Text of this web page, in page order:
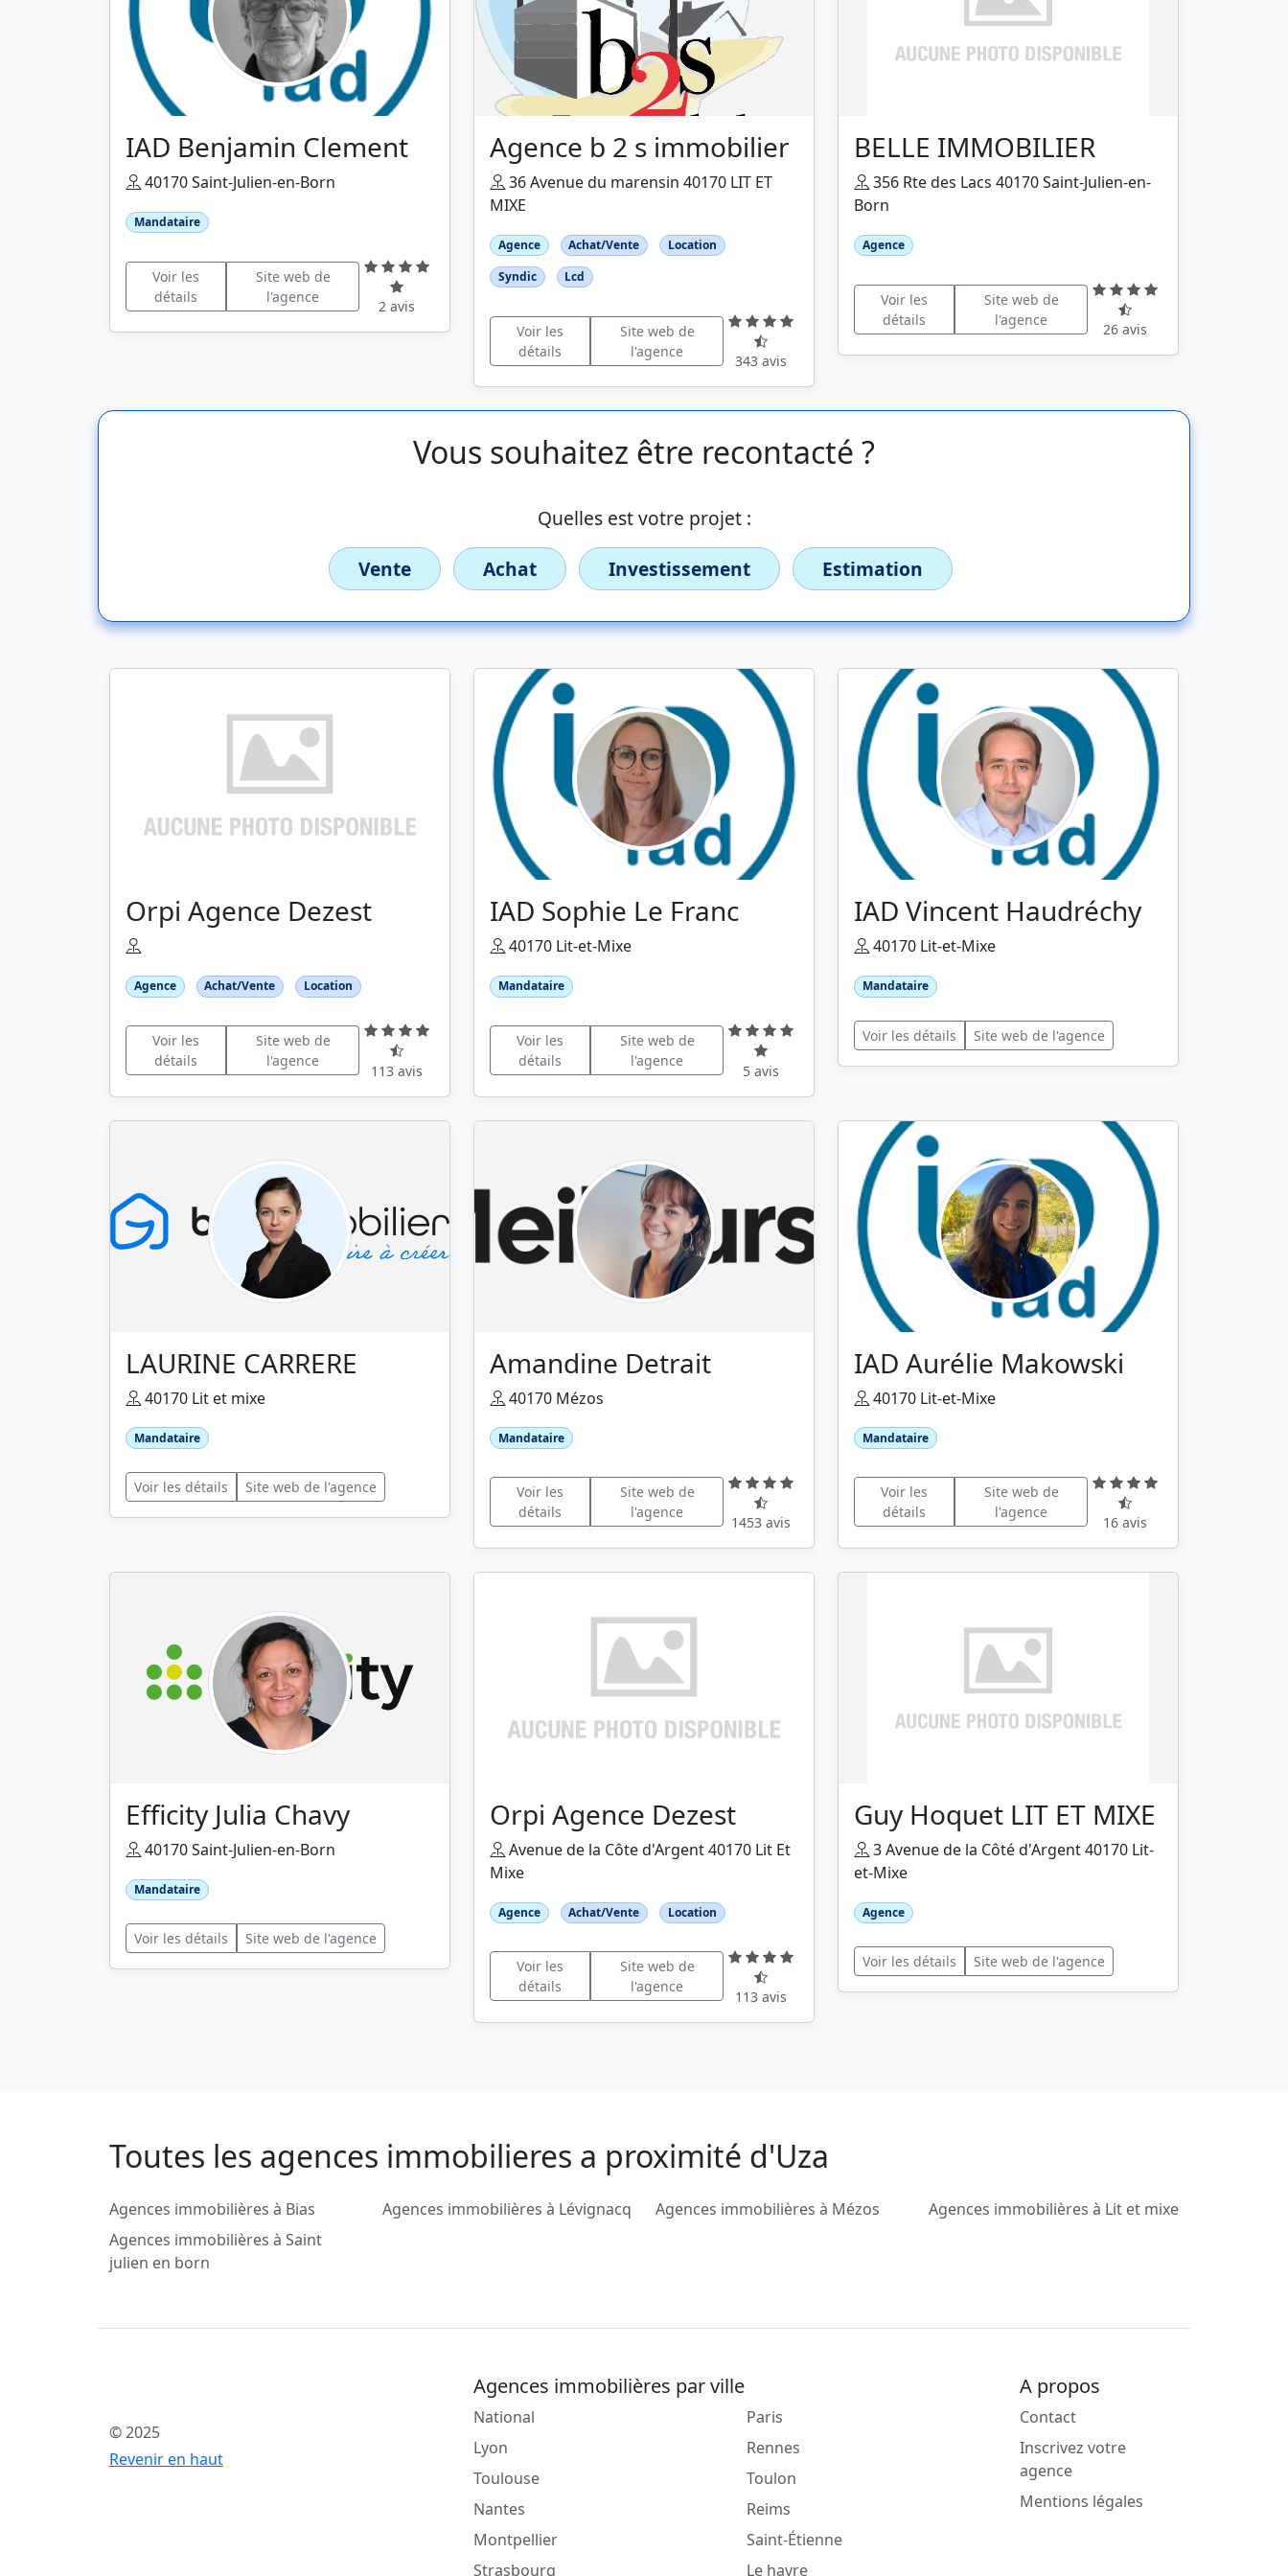
IAD Benjamin Clement
40170 Saint-Julien-en-Born
Mandataire
Voir les
détails
Site web de
l'agence
2 avis
Agence b 2 s immobilier
36 Avenue du marensin 40170 LIT ET
MIXE
Agence Achat/Vente
Location
Syndic
Lcd
Voir les
détails
Site web de
l'agence
343 avis
BELLE IMMOBILIER
356 Rte des Lacs 40170 Saint-Julien-en-
Born
Agence
Voir les
détails
Site web de
l'agence
26 avis
Vous souhaitez être recontacté ?
Quelles est votre projet :
Vente
Achat Investissement Estimation
Orpi Agence Dezest
Agence Achat/Vente Location
Voir les
détails
Site web de
l'agence
113 avis
IAD Sophie Le Franc
40170 Lit-et-Mixe
Mandataire
Voir les
détails
Site web de
l'agence
5 avis
IAD Vincent Haudréchy
40170 Lit-et-Mixe
Mandataire
Voir les détails Site web de l'agence
LAURINE CARRERE
40170 Lit et mixe
Mandataire
Voir les détails Site web de l'agence
Amandine Detrait
40170 Mézos
Mandataire
Voir les
détails
Site web de
l'agence
1453 avis
IAD Aurélie Makowski
40170 Lit-et-Mixe
Mandataire
Voir les
détails
Site web de
l'agence
16 avis
Efficity Julia Chavy
40170 Saint-Julien-en-Born
Mandataire
Voir les détails Site web de l'agence
Orpi Agence Dezest
Avenue de la Côte d'Argent 40170 Lit Et
Mixe
Agence Achat/Vente Location
Voir les
détails
Site web de
l'agence
113 avis
Guy Hoquet LIT ET MIXE
3 Avenue de la Côté d'Argent 40170 Lit-
et-Mixe
Agence
Voir les détails Site web de l'agence
Toutes les agences immobilieres a proximité d'Uza
Agences immobilières à Bias Agences immobilières à Lévignacq Agences immobilières à Mézos
Agences immobilières à Lit et mixe
Agences immobilières à Saint
julien en born
© 2025
Revenir en haut
Agences immobilières par ville
National
Lyon
Toulouse
Nantes
Montpellier
Strasbourg
Paris
Rennes
Toulon
Reims
Saint-Étienne
Le havre
A propos
Contact
Inscrivez votre
agence
Mentions légales